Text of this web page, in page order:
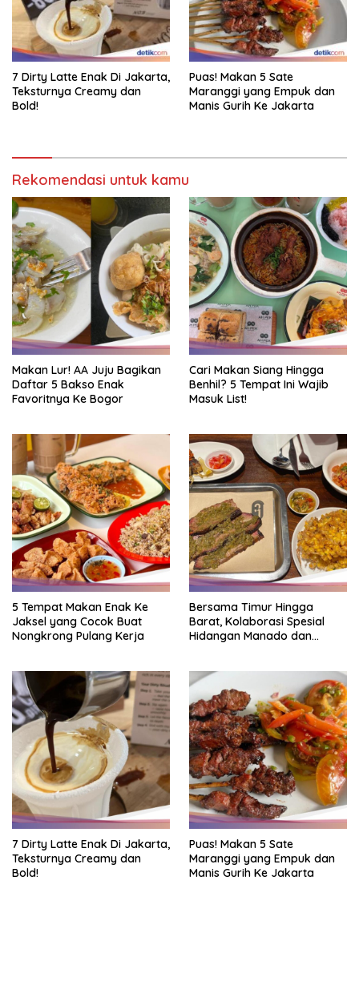
7 Dirty Latte Enak Di Jakarta,
Teksturnya Creamy dan
Bold!
Puas! Makan 5 Sate
Maranggi yang Empuk dan
Manis Gurih Ke Jakarta
Rekomendasi untuk kamu
Makan Lur! AA Juju Bagikan
Daftar 5 Bakso Enak
Favoritnya Ke Bogor
Cari Makan Siang Hingga
Benhil? 5 Tempat Ini Wajib
Masuk List!
5 Tempat Makan Enak Ke
Jaksel yang Cocok Buat
Nongkrong Pulang Kerja
Bersama Timur Hingga
Barat, Kolaborasi Spesial
Hidangan Manado dan
7 Dirty Latte Enak Di Jakarta,
Teksturnya Creamy dan
Bold!
Puas! Makan 5 Sate
Maranggi yang Empuk dan
Manis Gurih Ke Jakarta